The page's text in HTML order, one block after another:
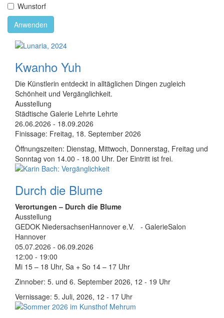
Wunstorf
Anwenden
Kwanho Yuh
Die Künstlerin entdeckt in alltäglichen Dingen zugleich
Schönheit und Vergänglichkeit.
Ausstellung
Städtische Galerie Lehrte Lehrte
26.06.2026 - 18.09.2026
Finissage: Freitag, 18. September 2026
Öffnungszeiten: Dienstag, Mittwoch, Donnerstag, Freitag und
Sonntag von 14.00 - 18.00 Uhr. Der Eintritt ist frei.
Durch die Blume
Verortungen – Durch die Blume
Ausstellung
GEDOK NiedersachsenHannover e.V. - GalerieSalon
Hannover
05.07.2026 - 06.09.2026
12:00 - 19:00
Mi 15 – 18 Uhr, Sa + So 14 – 17 Uhr
Zinnober: 5. und 6. September 2026, 12 - 19 Uhr
Vernissage: 5. Juli, 2026, 12 - 17 Uhr